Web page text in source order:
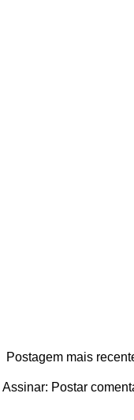
Postagem mais
Assinar: Postar